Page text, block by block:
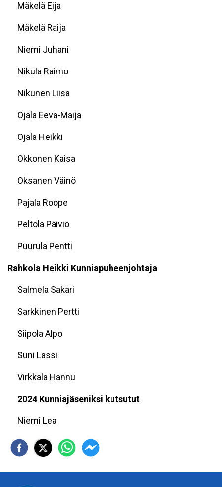
Mäkelä Eija
Mäkelä Raija
Niemi Juhani
Nikula Raimo
Nikunen Liisa
Ojala Eeva-Maija
Ojala Heikki
Okkonen Kaisa
Oksanen Väinö
Pajala Roope
Peltola Päiviö
Puurula Pentti
Rahkola Heikki Kunniapuheenjohtaja
Salmela Sakari
Sarkkinen Pertti
Siipola Alpo
Suni Lassi
Virkkala Hannu
2024 Kunniajäseniksi kutsutut
Niemi Lea